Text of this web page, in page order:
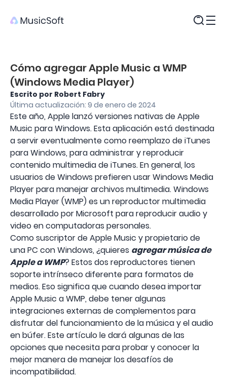
Cómo agregar Apple Music a WMP
(Windows Media Player)
Escrito por Robert Fabry
Última actualización: 9 de enero de 2024
Este año, Apple lanzó versiones nativas de Apple
Music para Windows. Esta aplicación está destinada
a servir eventualmente como reemplazo de iTunes
para Windows, para administrar y reproducir
contenido multimedia de iTunes. En general, los
usuarios de Windows prefieren usar Windows Media
Player para manejar archivos multimedia. Windows
Media Player (WMP) es un reproductor multimedia
desarrollado por Microsoft para reproducir audio y
video en computadoras personales.
Como suscriptor de Apple Music y propietario de
una PC con Windows, ¿quieres agregar música de
Apple a WMP? Estos dos reproductores tienen
soporte intrínseco diferente para formatos de
medios. Eso significa que cuando desea importar
Apple Music a WMP, debe tener algunas
integraciones externas de complementos para
disfrutar del funcionamiento de la música y el audio
en búfer. Este artículo le dará algunas de las
opciones que necesita para probar y conocer la
mejor manera de manejar los desafíos de
incompatibilidad.